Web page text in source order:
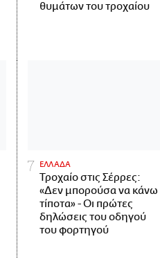
θυμάτων του τροχαίου
ΕΛΛΑΔΑ
Τροχαίο στις Σέρρες:
«Δεν μπορούσα να κάνω
τίποτα» - Οι πρώτες
δηλώσεις του οδηγού
του φορτηγού